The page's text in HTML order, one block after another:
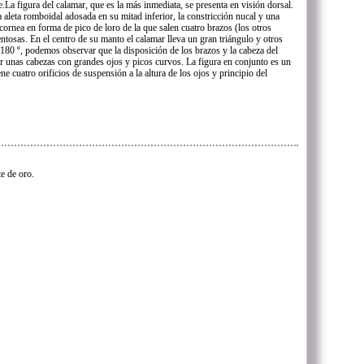
figura del calamar, que es la más inmediata, se presenta en visión dorsal.
romboidal adosada en su mitad inferior, la constricción nucal y una
en forma de pico de loro de la que salen cuatro brazos (los otros
En el centro de su manto el calamar lleva un gran triángulo y otros
º, podemos observar que la disposición de los brazos y la cabeza del
cabezas con grandes ojos y picos curvos. La figura en conjunto es un
cuatro orificios de suspensión a la altura de los ojos y principio del
de oro.